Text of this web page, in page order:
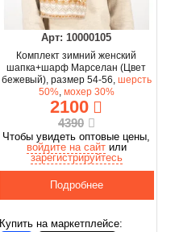
Арт: 10000105
Комплект зимний женский
шапка+шарф Марселан (Цвет
бежевый), размер 54-56, шерсть
50%,мохер 30%
2100
4390
Чтобы увидеть оптовые цены,
войдите на сайтили
зарегистрируйтесь
Подробнее
Купить на маркетплейсе: